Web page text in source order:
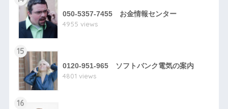
050-5357-7455 お金情報センター
4955 views
15
0120-951-965 ソフトバンク電気の案内
4801 views
16